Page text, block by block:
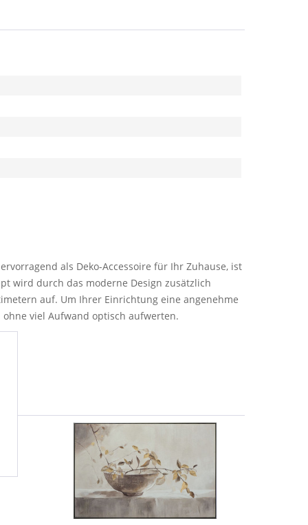
als Deko-Accessoire für Ihr Zuhause, ist
wird durch das moderne Design zusätzlich
auf. Um Ihrer Einrichtung eine angenehme
viel Aufwand optisch aufwerten.